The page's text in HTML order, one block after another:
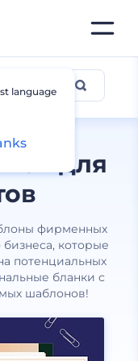
для
фирменных
которые
потенциальных
бланки с
шаблонов!
language